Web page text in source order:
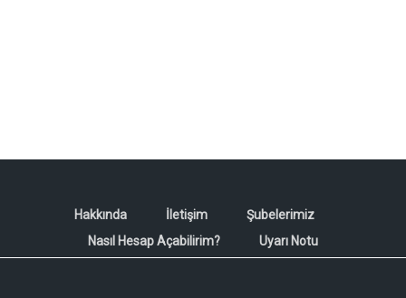
Hakkında İletişim
Şubelerimiz
Nasıl Hesap Açabilirim?
Uyarı Notu